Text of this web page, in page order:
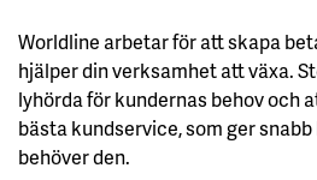
Worldline arbetar för att skapa
hjälper din verksamhet att växa.
lyhörda för kundernas behov och
bästa kundservice, som ger
behöver den.